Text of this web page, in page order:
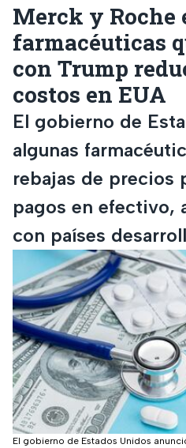
Merck y Roche
farmacéuticas
con Trump
costos en EUA
El gobierno de
algunas
rebajas de precios
pagos en efectivo,
con países
El gobierno de Estados Unidos